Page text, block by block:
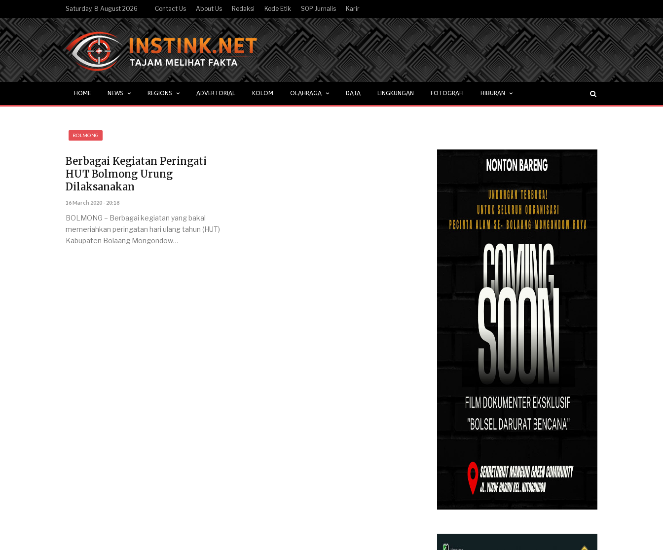
Saturday, 8 August 2026 Contact Us About Us Redaksi Kode Etik SOP Jurnalis Karir
HOME NEWS REGIONS ADVERTORIAL KOLOM OLAHRAGA DATA LINGKUNGAN FOTOGRAFI HIBURAN
BOLMONG
Berbagai Kegiatan Peringati
HUT Bolmong Urung
Dilaksanakan
16 March 2020 - 20:18
BOLMONG – Berbagai kegiatan yang bakal
memeriahkan peringatan hari ulang tahun (HUT)
Kabupaten Bolaang Mongondow…